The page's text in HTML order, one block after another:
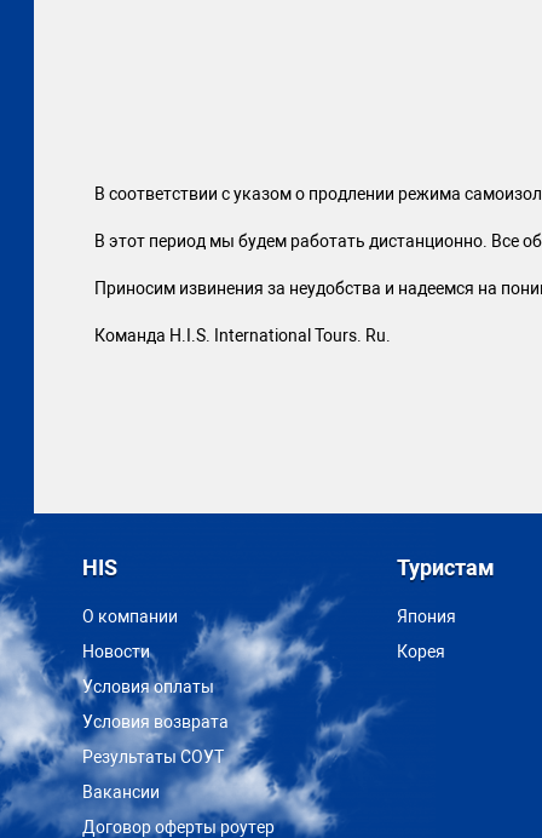
В соответствии с указом о продлении режима
В этот период мы будем работать дистанционно. Все
Приносим извинения за неудобства и надеемся на
Команда H.I.S. International Tours. Ru.
HIS
О компании
Новости
Условия оплаты
Условия возврата
Результаты СОУТ
Вакансии
Договор оферты роутер
Туристам
Япония
Корея